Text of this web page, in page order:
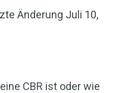
umkehren
Änderung Juli 10,
CBR ist oder wie